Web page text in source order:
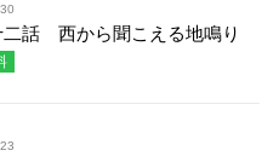
二話 西から聞こえる地鳴り